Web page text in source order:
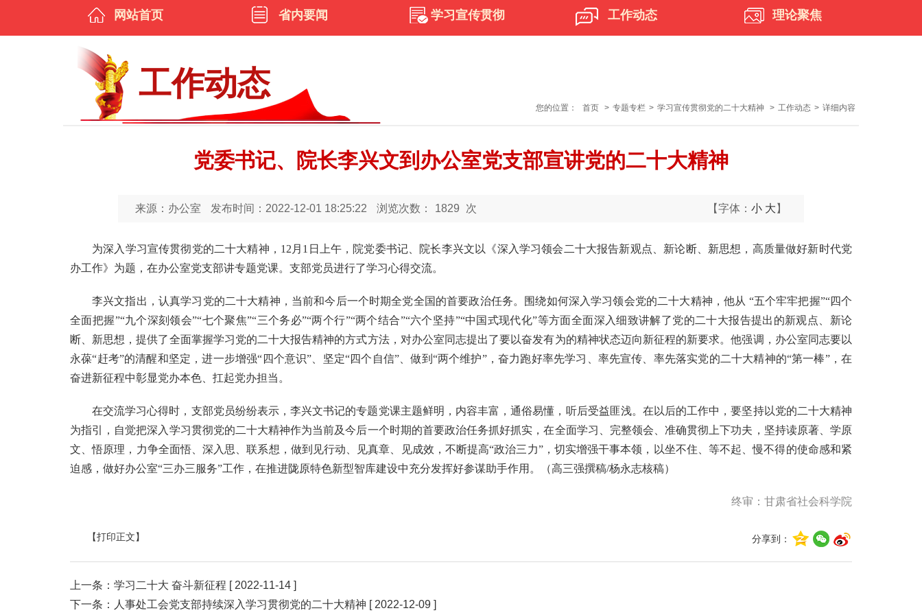
网站首页 省内要闻 学习宣传贯彻 工作动态 理论聚焦
您的位置： 首页 > 专题专栏 > 学习宣传贯彻党的二十大精神 > 工作动态 > 详细内容
工作动态
党委书记、院长李兴文到办公室党支部宣讲党的二十大精神
来源：办公室 发布时间：2022-12-01 18:25:22 浏览次数： 1829 次 【字体： 小 大 】
为深入学习宣传贯彻党的二十大精神，12月1日上午，院党委书记、院长李兴文以《深入学习领会二十大报告新观点、新论断、新思想，高质量做好新时代党
办工作》为题，在办公室党支部讲专题党课。支部党员进行了学习心得交流。
李兴文指出，认真学习党的二十大精神，当前和今后一个时期全党全国的首要政治任务。围绕如何深入学习领会党的二十大精神，他从 “五个牢牢把握”“四个
全面把握”“九个深刻领会”“七个聚焦”“三个务必”“两个行”“两个结合”“六个坚持”“中国式现代化”等方面全面深入细致讲解了党的二十大报告提出的新观点、新论
断、新思想，提供了全面掌握学习党的二十大报告精神的方式方法，对办公室同志提出了要以奋发有为的精神状态迈向新征程的新要求。他强调，办公室同志要以
永葆“赶考”的清醒和坚定，进一步增强“四个意识”、坚定“四个自信”、做到“两个维护”，奋力跑好率先学习、率先宣传、率先落实党的二十大精神的“第一棒”，在
奋进新征程中彰显党办本色、扛起党办担当。
在交流学习心得时，支部党员纷纷表示，李兴文书记的专题党课主题鲜明，内容丰富，通俗易懂，听后受益匪浅。在以后的工作中，要坚持以党的二十大精神
为指引，自觉把深入学习贯彻党的二十大精神作为当前及今后一个时期的首要政治任务抓好抓实，在全面学习、完整领会、准确贯彻上下功夫，坚持读原著、学原
文、悟原理，力争全面悟、深入思、联系想，做到见行动、见真章、见成效，不断提高“政治三力”，切实增强干事本领，以坐不住、等不起、慢不得的使命感和紧
迫感，做好办公室“三办三服务”工作，在推进陇原特色新型智库建设中充分发挥好参谋助手作用。（高三强撰稿/杨永志核稿）
终审：甘肃省社会科学院
分享到：
【打印正文】
上一条： 学习二十大 奋斗新征程 [ 2022-11-14 ]
下一条：
人事处工会党支部持续深入学习贯彻党的二十大精神 [ 2022-12-09 ]